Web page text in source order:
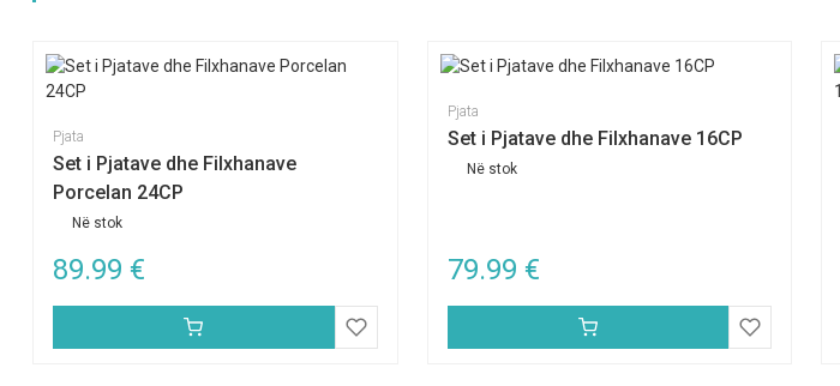
Pjata
Set i Pjatave dhe Filxhanave
Porcelan 24CP
Në stok
89.99 €
Pjata
Set i Pjatave dhe Filxhanave 16CP
Në stok
79.99 €